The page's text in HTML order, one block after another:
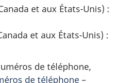
et aux États-Unis) :
et aux États-Unis) :
de téléphone,
de téléphone –